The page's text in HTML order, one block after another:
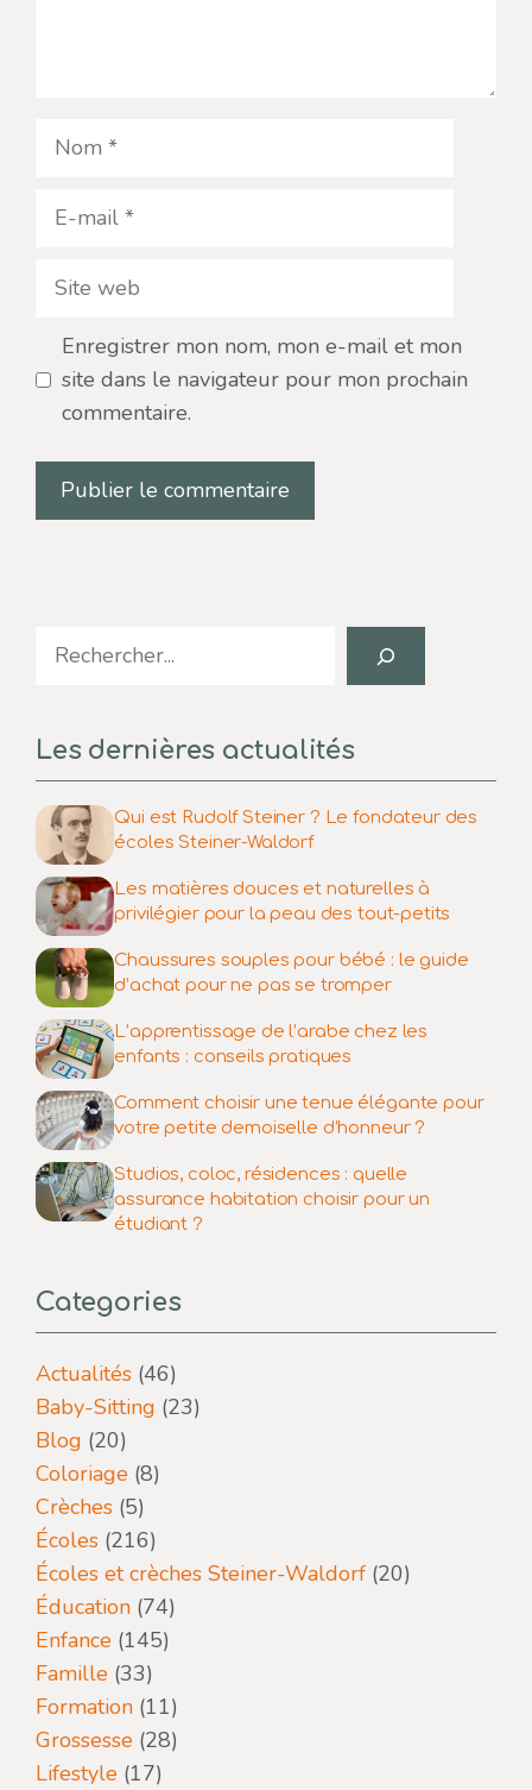
Nom
E-
Site
Enregistrer mon nom, mon e-mail et mon
site dans le navigateur pour mon prochain
commentaire.
Search
Les dernières actualités
Qui est Rudolf Steiner ? Le fondateur des
écoles Steiner-Waldorf
Les matières douces et naturelles à
privilégier pour la peau des tout-petits
Chaussures souples pour bébé : le guide
d’achat pour ne pas se tromper
L’apprentissage de l’arabe chez les
enfants : conseils pratiques
Comment choisir une tenue élégante pour
votre petite demoiselle d’honneur ?
Studios, coloc, résidences : quelle
assurance habitation choisir pour un
étudiant ?
Categories
Actualités (46)
Baby-Sitting (23)
Blog (20)
Coloriage (8)
Crèches (5)
Écoles (216)
Écoles et crèches Steiner-Waldorf (20)
Éducation (74)
Enfance (145)
Famille (33)
Formation (11)
Grossesse (28)
Lifestyle (17)